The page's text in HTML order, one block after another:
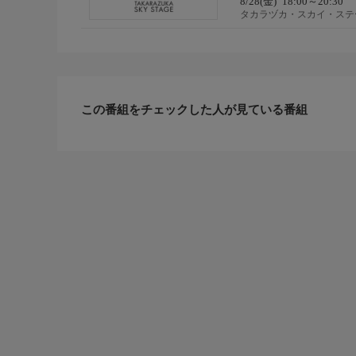
タカラヅカ・スカイ・ステ
この番組をチェックした人が見ている番組